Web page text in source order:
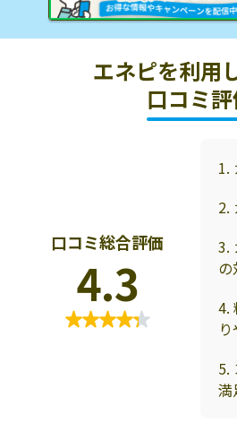
エネピを利用
口コミ
口コミ総合評価
4.3
1.
2.
3.
の
4.
5.
満